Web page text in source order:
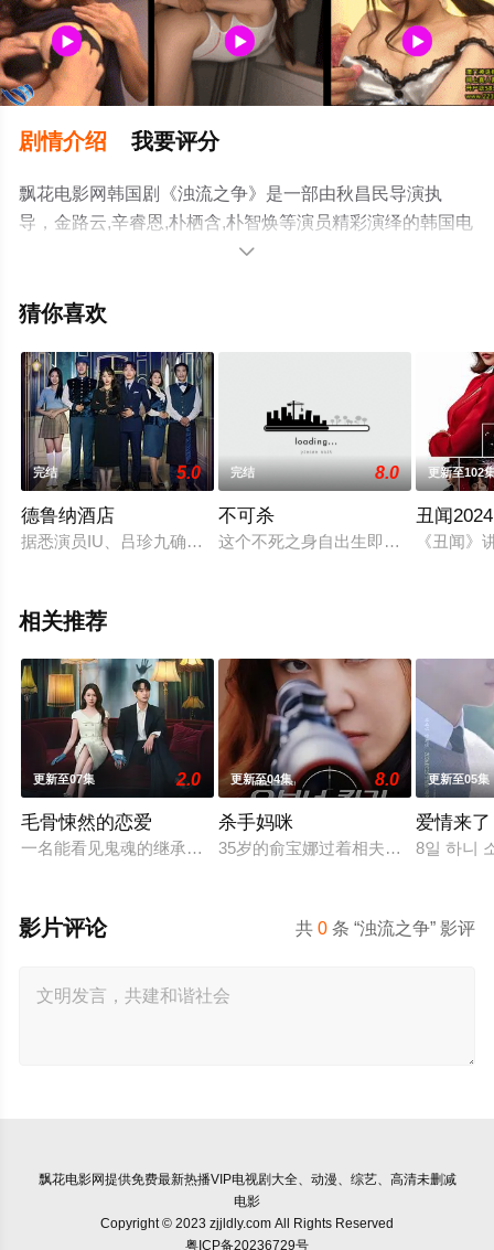
剧情介绍 我要评分
飘花电影网韩国剧《浊流之争》是一部由秋昌民导演执
导，金路云,辛睿恩,朴栖含,朴智焕等演员精彩演绎的韩国电
视剧，大结局剧情已揭晓（1-9全集），手机免费观看高清
移步至豆瓣电视剧、电视猫或剧情网等平台了解。

猜你喜欢
完结 5.0
德鲁纳酒店
据悉演员IU、吕珍九确定接演tvN新剧《月之酒店》，该剧因是
完结 8.0
不可杀
这个不死之身自出生即遭诅咒，永生
更新至102
丑闻2024
《丑闻》
相关推荐
更新至07集 2.0
毛骨悚然的恋爱
一名能看见鬼魂的继承人与一名王牌检察官发现只要轻轻一碰
更新至04集 8.0
杀手妈咪
35岁的俞宝娜过着相夫教子的普通生
更新至05集
爱情来了
8일 하니
共0 条 “浊流之争” 影评
影片评论
飘花电影网提供免费最新热播VIP电视剧大全、动漫、综艺、高清未删减
电影
Copyright © 2023 zjjldly.com All Rights Reserved
粤ICP备20236729号